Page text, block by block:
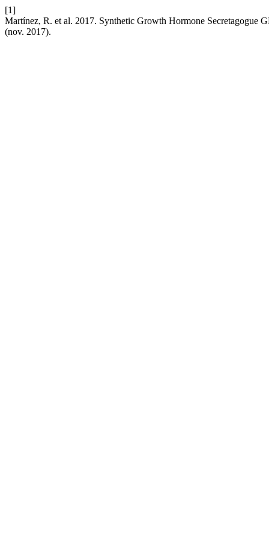
[1]
Martínez, R. et al. 2017. Synthetic Growth Hormone Secretagogue
(nov. 2017).